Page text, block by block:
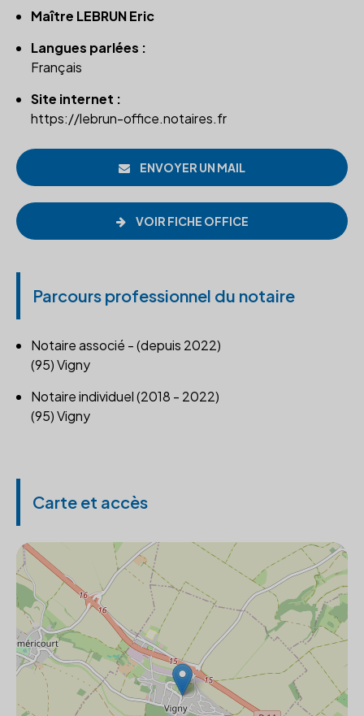
Maître LEBRUN Eric
Langues parlées :
Français
Site internet :
https://lebrun-office.notaires.fr
ENVOYER UN MAIL
VOIR FICHE OFFICE
Parcours professionnel du notaire
Notaire associé - (depuis 2022)
(95) Vigny
Notaire individuel (2018 - 2022)
(95) Vigny
Carte et accès